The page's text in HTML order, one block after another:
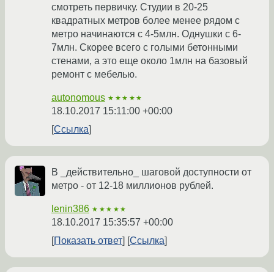
смотреть первичку. Студии в 20-25
квадратных метров более менее рядом с
метро начинаются с 4-5млн. Однушки с 6-
7млн. Скорее всего с голыми бетонными
стенами, а это еще около 1млн на базовый
ремонт с мебелью.
autonomous ★★★★★
18.10.2017 15:11:00 +00:00
Ссылка
В _действительно_ шаговой доступности от
метро - от 12-18 миллионов рублей.
lenin386 ★★★★★
18.10.2017 15:35:57 +00:00
Показать ответ
Ссылка